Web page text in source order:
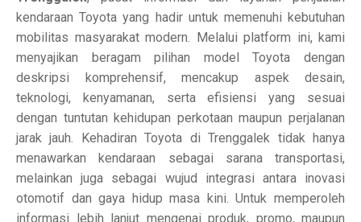
kendaraan Toyota yang hadir untuk memenuhi kebutuhan
mobilitas masyarakat modern. Melalui platform ini, kami
menyajikan beragam pilihan model Toyota dengan
deskripsi komprehensif, mencakup aspek desain,
teknologi, kenyamanan, serta efisiensi yang sesuai
dengan tuntutan kehidupan perkotaan maupun perjalanan
jarak jauh. Kehadiran Toyota di Trenggalek tidak hanya
menawarkan kendaraan sebagai sarana transportasi,
melainkan juga sebagai wujud integrasi antara inovasi
otomotif dan gaya hidup masa kini. Untuk memperoleh
informasi lebih lanjut mengenai produk, promo, maupun